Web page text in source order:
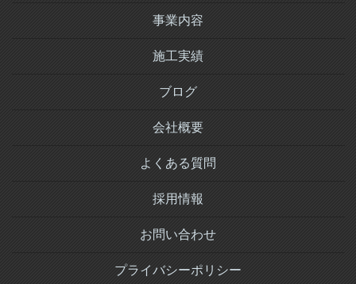
事業内容
施工実績
ブログ
会社概要
よくある質問
採用情報
お問い合わせ
プライバシーポリシー